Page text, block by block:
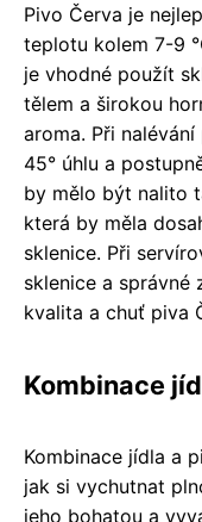
Pivo Červa je
teplotu kolem 7-9
je vhodné použít
tělem a širokou
aroma. Při
45° úhlu a
by mělo být nalito
která by měla
sklenice. Při
sklenice a správné
kvalita a chuť piva
Kombinace
Kombinace jídla a
jak si vychutnat
jeho bohatou a